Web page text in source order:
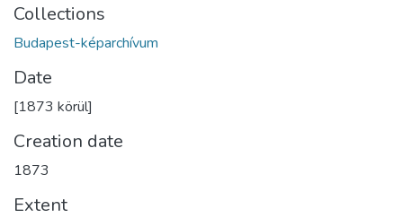
Collections
Budapest-képarchívum
Date
[1873 körül]
Creation date
1873
Extent